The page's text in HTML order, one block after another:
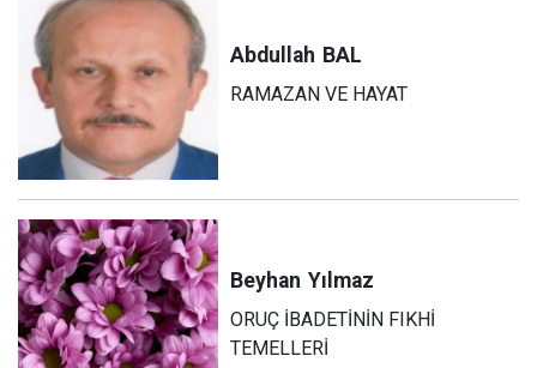
Abdullah BAL
RAMAZAN VE HAYAT
Beyhan Yılmaz
ORUÇ İBADETİNİN FIKHİ
TEMELLERİ